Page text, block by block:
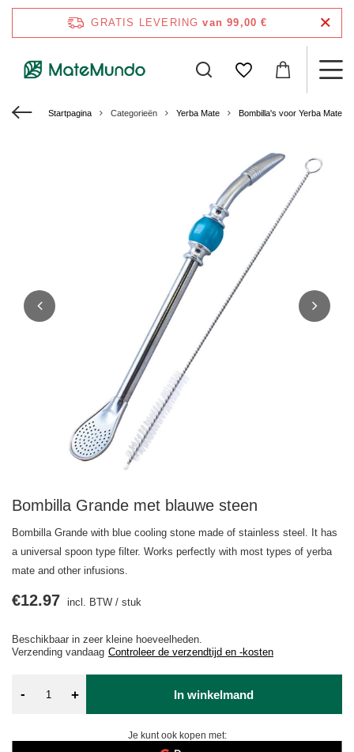
GRATIS LEVERING van 99,00 €
Startpagina Categorieën Yerba Mate Bombilla's voor Yerba Mate
Bombilla Grande met blauwe steen
Bombilla Grande with blue cooling stone made of stainless steel. It has
a universal spoon type filter. Works perfectly with most types of yerba
mate and other infusions.
Beschikbaar in zeer kleine hoeveelheden
Verzending vandaag Controleer de verzendtijd en -kosten
€12.97 incl. BTW / stuk
- + In winkelmand
Je kunt ook kopen met: